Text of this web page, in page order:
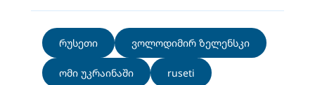
რუსეთი ვოლოდიმირ ზელენსკი
ომი უკრაინაში ruseti